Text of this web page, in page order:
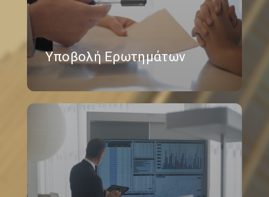
Υποβολή Ερωτημάτων